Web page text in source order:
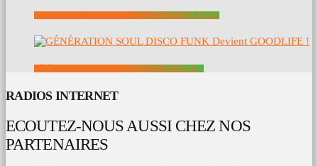
PATRICE RUSHEN EN CONCERT AU NEW MORNING À PARIS
GÉNÉRATION SOUL DISCO FUNK DEVIENT GOODLIFE !
RADIOS INTERNET
ECOUTEZ-NOUS AUSSI CHEZ NOS
PARTENAIRES